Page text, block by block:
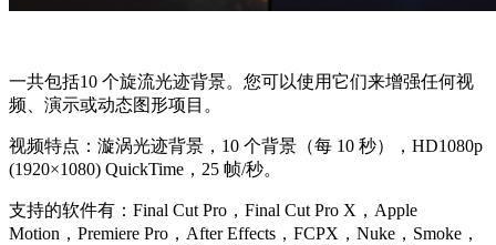
一共包括10 个旋流光迹背景。您可以使用它们来增强任何视
频、演示或动态图形项目。
视频特点：漩涡光迹背景，10 个背景（每 10 秒），HD1080p
(1920×1080) QuickTime，25 帧/秒。
支持的软件有：Final Cut Pro，Final Cut Pro X，Apple
Motion，Premiere Pro，After Effects，FCPX，Nuke，Smoke，